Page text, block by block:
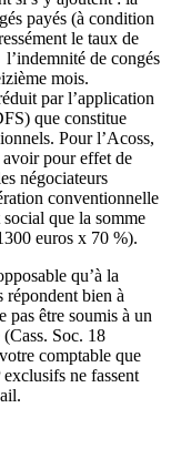
payés (à condition
le taux de
de congés
mois.
par l’application
que constitue
Pour l’Acoss,
pour effet de
négociateurs
conventionnelle
que la somme
euros x 70 %).
qu’à la
bien à
pas être soumis à un
Soc. 18
comptable que
ne fassent